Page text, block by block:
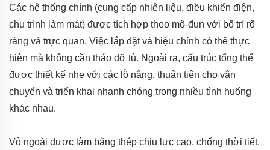
Các hệ thống chính (cung cấp nhiên liệu, điều khiển điện,
chu trình làm mát) được tích hợp theo mô-đun với bố trí rõ
ràng và trực quan. Việc lắp đặt và hiệu chỉnh có thể thực
hiện mà không cần tháo dỡ tủ. Ngoài ra, cấu trúc tổng thể
được thiết kế nhẹ với các lỗ nâng, thuận tiện cho vận
chuyển và triển khai nhanh chóng trong nhiều tình huống
khác nhau.
Vỏ ngoài được làm bằng thép chịu lực cao, chống thời tiết,